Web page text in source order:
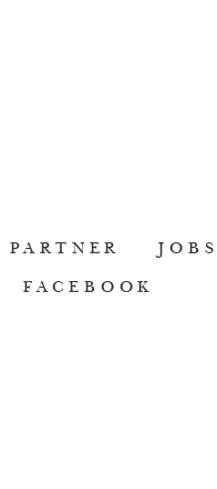
PARTNER JOBS
FACEBOOK